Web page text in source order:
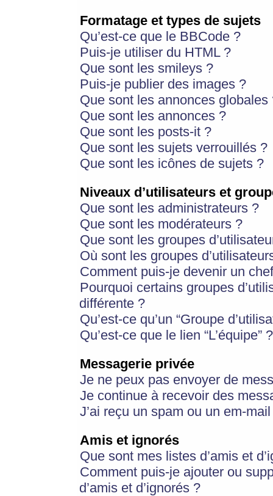
Formatage et types de sujets
Qu’est-ce que le BBCode ?
Puis-je utiliser du HTML ?
Que sont les smileys ?
Puis-je publier des images ?
Que sont les annonces globales
Que sont les annonces ?
Que sont les posts-it ?
Que sont les sujets verrouillés ?
Que sont les icônes de sujets ?
Niveaux d’utilisateurs et
Que sont les administrateurs ?
Que sont les modérateurs ?
Que sont les groupes
Où sont les groupes
Comment puis-je devenir un
Pourquoi certains groupes
différente ?
Qu’est-ce qu’un “Groupe
Qu’est-ce que le lien “L’équipe” ?
Messagerie privée
Je ne peux pas envoyer de
Je continue à recevoir des
J’ai reçu un spam ou un em-
Amis et ignorés
Que sont mes listes d’amis et
Comment puis-je ajouter ou
d’amis et d’ignorés ?